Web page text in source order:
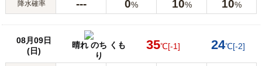
降水確率 --- 0% 10% 10%
08月09日
(日)
晴れ のち くも
り
35℃[-1] 24℃[-2]